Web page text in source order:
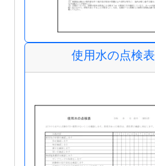
使用水の点検表